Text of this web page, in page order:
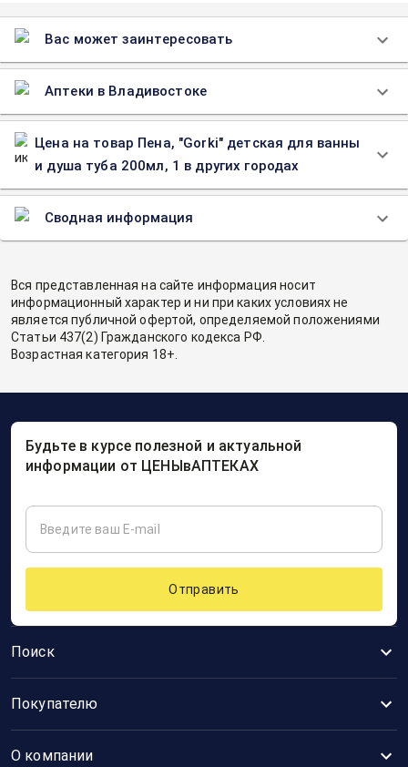
Вас может заинтересовать
Аптеки в Владивостоке
Цена на товар Пена, "Gorki" детская для ванны
и душа туба 200мл, 1 в других городах
Сводная информация
Вся представленная на сайте информация носит
информационный характер и ни при каких условиях не
является публичной офертой, определяемой положениями
Статьи 437(2) Гражданского кодекса РФ.
Возрастная категория 18+.
Поиск
Покупателю
О компании
Будьте в курсе полезной и актуальной
информации от ЦЕНЫвАПТЕКАХ
Отправить